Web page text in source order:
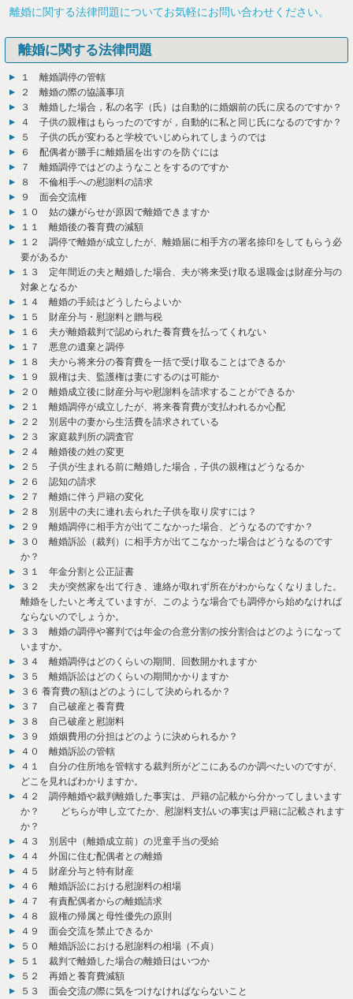
離婚に関する法律問題についてお気軽にお問い合わせください。
離婚に関する法律問題
１ 離婚調停の管轄
２ 離婚の際の協議事項
３ 離婚した場合，私の名字（氏）は自動的に婚姻前の氏に戻るのですか？
４ 子供の親権はもらったのですが，自動的に私と同じ氏になるのですか？
５ 子供の氏が変わると学校でいじめられてしまうのでは
６ 配偶者が勝手に離婚届を出すのを防ぐには
７ 離婚調停ではどのようなことをするのですか
８ 不倫相手への慰謝料の請求
９ 面会交流権
１０ 姑の嫌がらせが原因で離婚できますか
１１ 離婚後の養育費の減額
１２ 調停で離婚が成立したが、離婚届に相手方の署名捺印をしてもらう必
要があるか
１３ 定年間近の夫と離婚した場合、夫が将来受け取る退職金は財産分与の
対象となるか
１４ 離婚の手続はどうしたらよいか
１５ 財産分与・慰謝料と贈与税
１６ 夫が離婚裁判で認められた養育費を払ってくれない
１７ 悪意の遺棄と調停
１８ 夫から将来分の養育費を一括で受け取ることはできるか
１９ 親権は夫、監護権は妻にするのは可能か
２０ 離婚成立後に財産分与や慰謝料を請求することができるか
２１ 離婚調停が成立したが、将来養育費が支払われるか心配
２２ 別居中の妻から生活費を請求されている
２３ 家庭裁判所の調査官
２４ 離婚後の姓の変更
２５ 子供が生まれる前に離婚した場合，子供の親権はどうなるか
２６ 認知の請求
２７ 離婚に伴う戸籍の変化
２８ 別居中の夫に連れ去られた子供を取り戻すには？
２９ 離婚調停に相手方が出てこなかった場合、どうなるのですか？
３０ 離婚訴訟（裁判）に相手方が出てこなかった場合はどうなるのです
か？
３１ 年金分割と公正証書
３２ 夫が突然家を出て行き、連絡が取れず所在がわからなくなりました。
離婚をしたいと考えていますが、このような場合でも調停から始めなければ
ならないのでしょうか。
３３ 離婚の調停や審判では年金の合意分割の按分割合はどのようになって
いますか。
３４ 離婚調停はどのくらいの期間、回数開かれますか
３５ 離婚訴訟はどのくらいの期間かかりますか
３６ 養育費の額はどのようにして決められるか？
３７ 自己破産と養育費
３８ 自己破産と慰謝料
３９ 婚姻費用の分担はどのように決められるか？
４０ 離婚訴訟の管轄
４１ 自分の住所地を管轄する裁判所がどこにあるのか調べたいのですが、
どこを見ればわかりますか。
４２ 調停離婚や裁判離婚した事実は、戸籍の記載から分かってしまいます
か？ どちらが申し立てたか、慰謝料支払いの事実は戸籍に記載されます
か？
４３ 別居中（離婚成立前）の児童手当の受給
４４ 外国に住む配偶者との離婚
４５ 財産分与と特有財産
４６ 離婚訴訟における慰謝料の相場
４７ 有責配偶者からの離婚請求
４８ 親権の帰属と母性優先の原則
４９ 面会交流を禁止できるか
５０ 離婚訴訟における慰謝料の相場（不貞）
５１ 裁判で離婚した場合の離婚日はいつか
５２ 再婚と養育費減額
５３ 面会交流の際に気をつけなければならないこと